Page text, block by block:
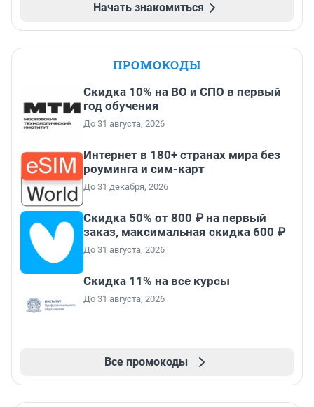
Начать знакомиться
ПРОМОКОДЫ
Скидка 10% на ВО и СПО в первый
год обучения
До 31 августа, 2026
Интернет в 180+ странах мира без
роуминга и сим-карт
До 31 декабря, 2026
Скидка 50% от 800 ₽ на первый
заказ, максимальная скидка 600 ₽
До 31 августа, 2026
Скидка 11% на все курсы
До 31 августа, 2026
Все промокоды